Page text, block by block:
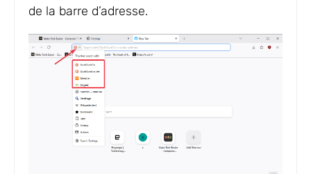
de la barre d’adresse.